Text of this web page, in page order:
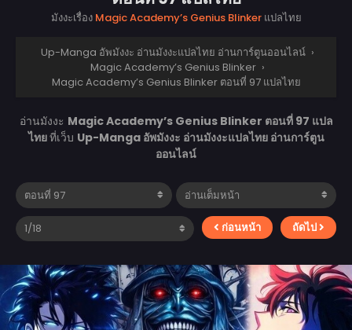
มังงะเรื่อง Magic Academy’s Genius Blinkerแปลไทย
Up-Manga อัพมังงะ อ่านมังงะแปลไทย อ่านการ์ตูนออนไลน์ ›
Magic Academy’s Genius Blinker ›
Magic Academy’s Genius Blinker ตอนที่ 97 แปลไทย
อ่านมังงะ Magic Academy’s Genius Blinker ตอนที่ 97 แปล
ไทยที่เว็บ Up-Manga อัพมังงะ อ่านมังงะแปลไทย อ่านการ์ตูน
ออนไลน์
ก่อนหน้า ถัดไป